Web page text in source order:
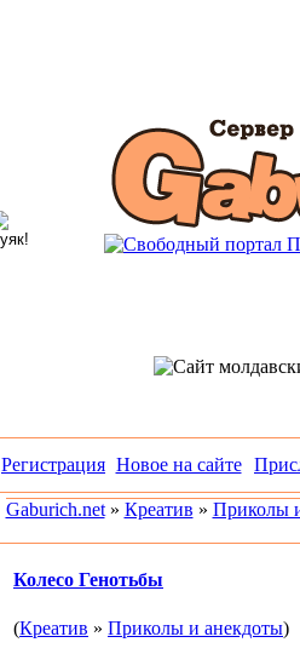
Регистрация Новое на сайте
Gaburich.net» Креатив » Приколы
Колесо Генотьбы
(Креатив » Приколы и анекдоты)